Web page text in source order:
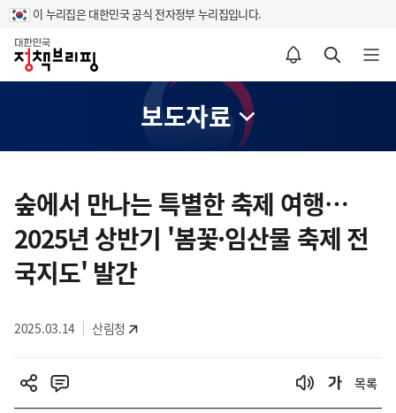
이 누리집은 대한민국 공식 전자정부 누리집입니다.
홈
알림설정 바로가기 검색 바로가기 메뉴 열기
보도자료
츠
영
역
숲에서 만나는 특별한 축제 여행…
2025년 상반기 '봄꽃·임산물 축제 전
국지도' 발간
2025.03.14 산림청
목록